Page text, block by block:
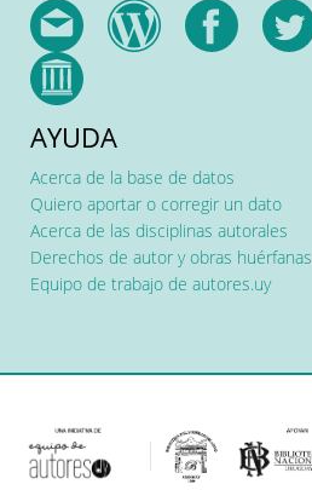
AYUDA
Acerca de la base de datos
Quiero aportar o corregir un dato
Acerca de las disciplinas autorales
Derechos de autor y obras huérfanas
Equipo de trabajo de autores.uy